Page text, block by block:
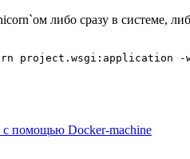
либо сразу в системе,
project.wsgi:application -
с помощью Docker-machine